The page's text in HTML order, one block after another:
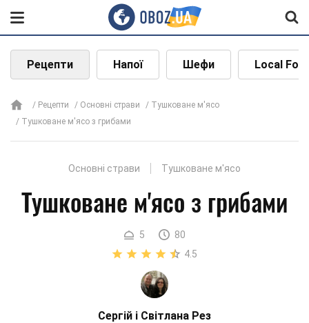
Рецепти Напої Шефи Local
Рецепти Основні страви
Тушковане м'ясо
Тушковане м'ясо з грибами
Основні страви Тушковане м'ясо
Тушковане м'ясо з грибами
5
80
4.5
Сергій і Світлана Рез